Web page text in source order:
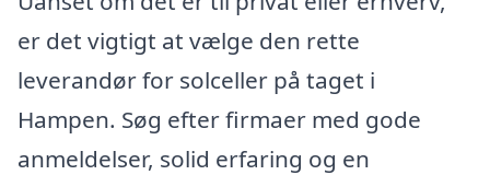
er det vigtigt at vælge den rette
leverandør for solceller på taget i
Hampen. Søg efter firmaer med gode
anmeldelser, solid erfaring og en